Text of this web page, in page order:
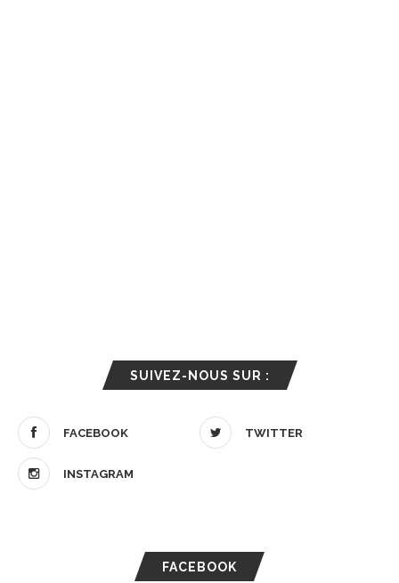
SUIVEZ-NOUS SUR :
FACEBOOK TWITTER
INSTAGRAM
FACEBOOK